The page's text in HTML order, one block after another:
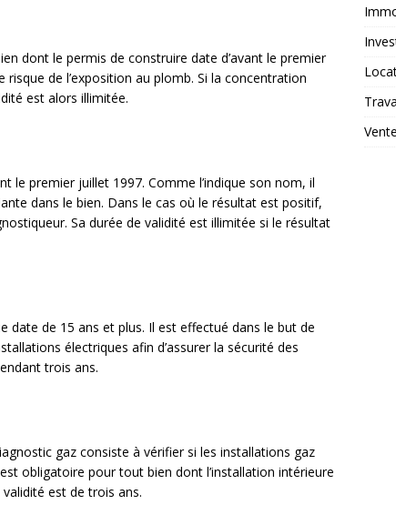
dont le permis de construire date d’avant le premier
de l’exposition au plomb. Si la concentration
est alors illimitée.
le premier juillet 1997. Comme l’indique son nom, il
dans le bien. Dans le cas où le résultat est positif,
Sa durée de validité est illimitée si le résultat
date de 15 ans et plus. Il est effectué dans le but de
électriques afin d’assurer la sécurité des
trois ans.
gaz consiste à vérifier si les installations gaz
obligatoire pour tout bien dont l’installation intérieure
est de trois ans.
Vente